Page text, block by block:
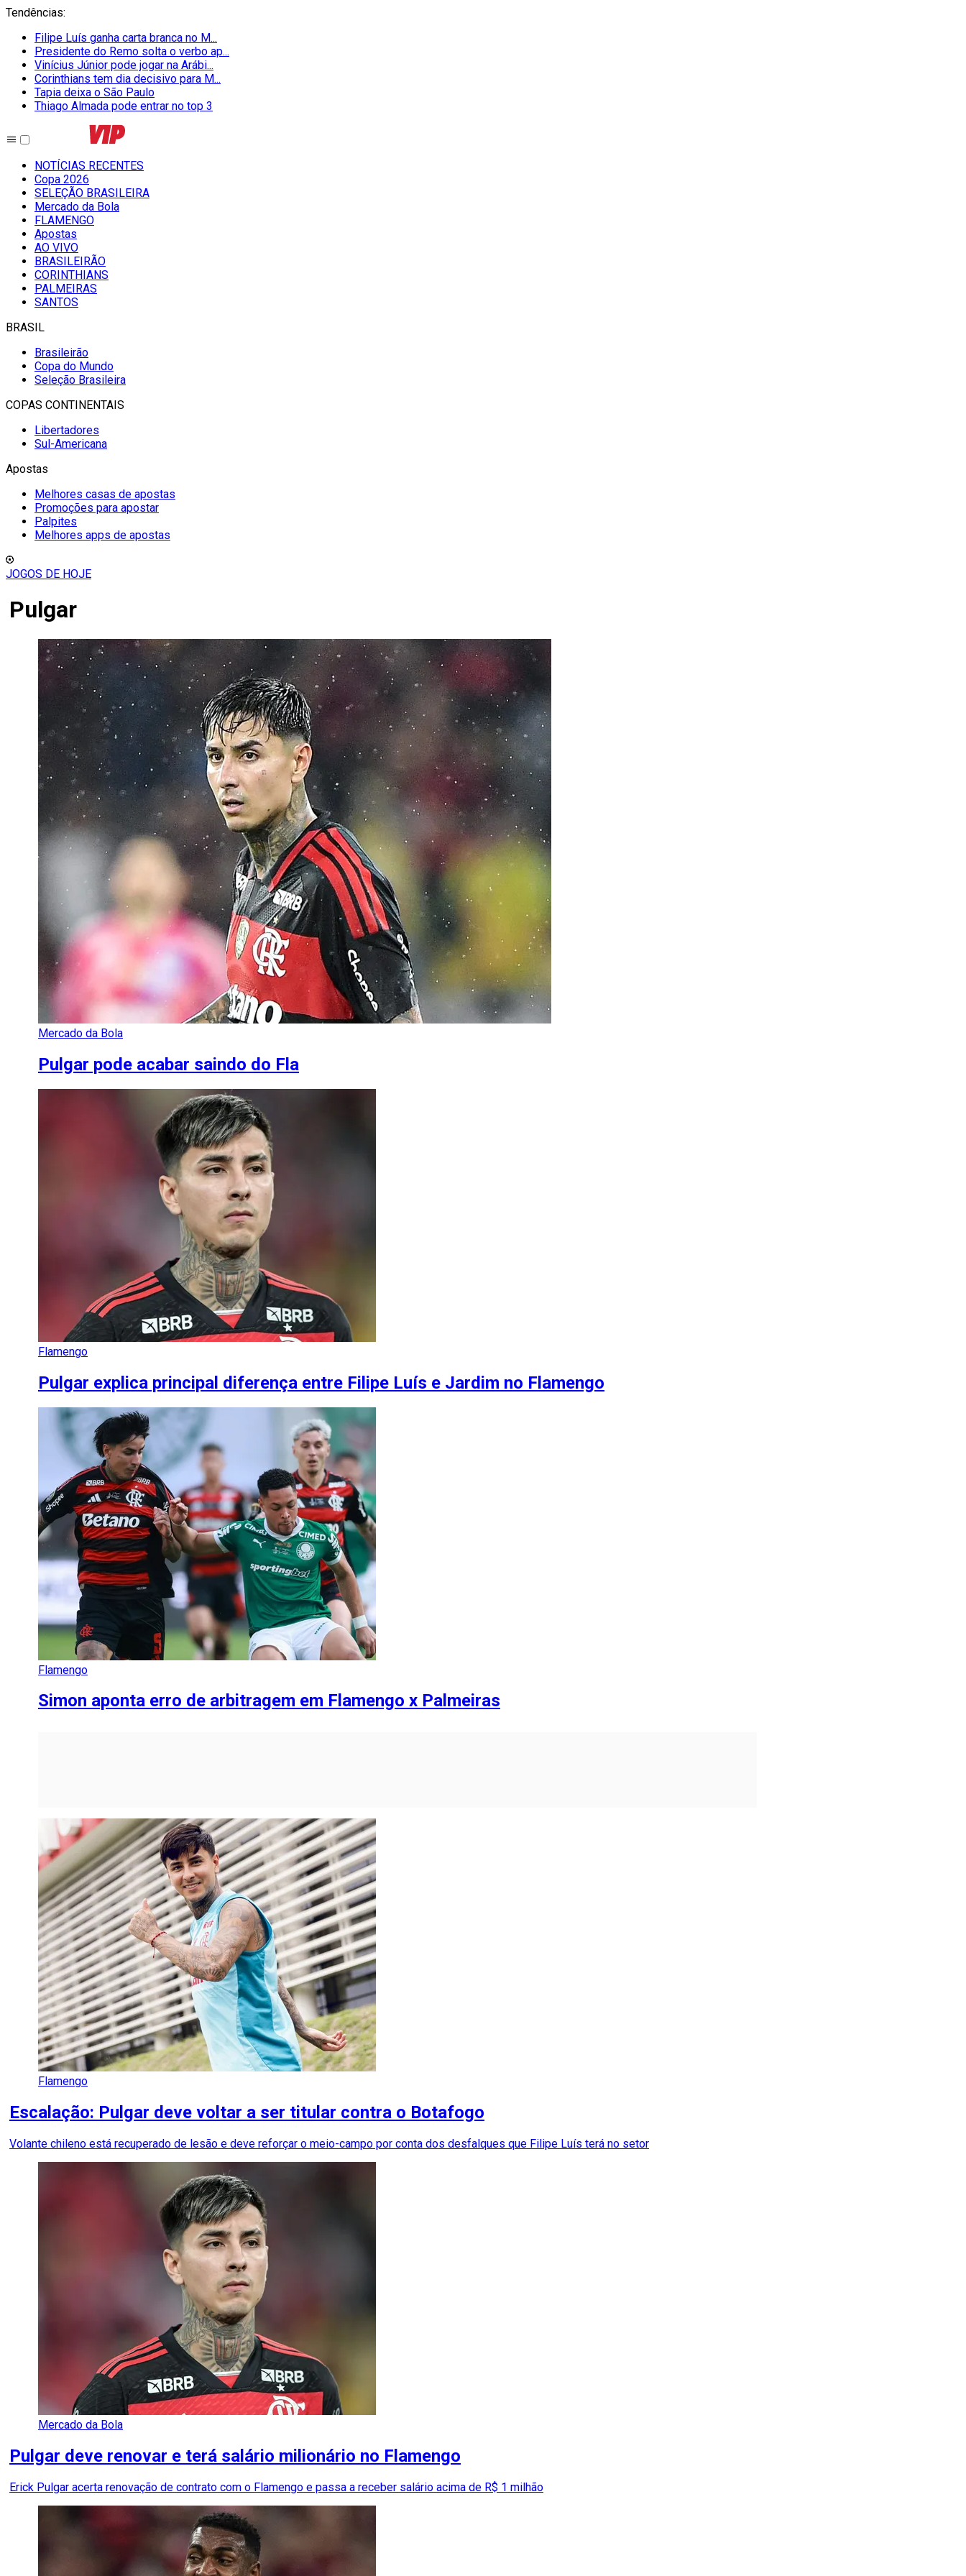
Tendências:
Filipe Luís ganha carta branca no M...
Presidente do Remo solta o verbo ap...
Vinícius Júnior pode jogar na Arábi...
Corinthians tem dia decisivo para M...
Tapia deixa o São Paulo
Thiago Almada pode entrar no top 3
NOTÍCIAS RECENTES
Copa 2026
SELEÇÃO BRASILEIRA
Mercado da Bola
FLAMENGO
Apostas
AO VIVO
BRASILEIRÃO
CORINTHIANS
PALMEIRAS
SANTOS
BRASIL
Brasileirão
Copa do Mundo
Seleção Brasileira
COPAS CONTINENTAIS
Libertadores
Sul-Americana
Apostas
Melhores casas de apostas
Promoções para apostar
Palpites
Melhores apps de apostas
JOGOS DE HOJE
Pulgar
Mercado da Bola
Pulgar pode acabar saindo do Fla
Flamengo
Pulgar explica principal diferença entre Filipe Luís e Jardim no Flamengo
Flamengo
Simon aponta erro de arbitragem em Flamengo x Palmeiras
Flamengo
Escalação: Pulgar deve voltar a ser titular contra o Botafogo
Volante chileno está recuperado de lesão e deve reforçar o meio-campo por conta dos desfalques que Filipe Luís terá no setor
Mercado da Bola
Pulgar deve renovar e terá salário milionário no Flamengo
Erick Pulgar acerta renovação de contrato com o Flamengo e passa a receber salário acima de R$ 1 milhão